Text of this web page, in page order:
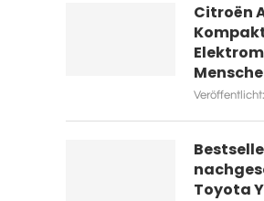
Citroën
Veröffentlicht:
Toyota